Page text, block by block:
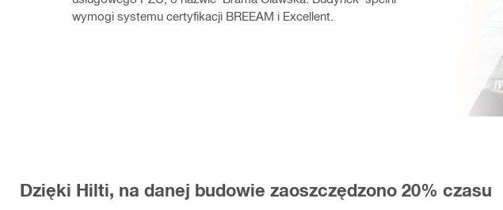
wymogi systemu certyfikacji BREEAM i Excellent.
Dzięki Hilti, na danej budowie zaoszczędzono 20% czasu